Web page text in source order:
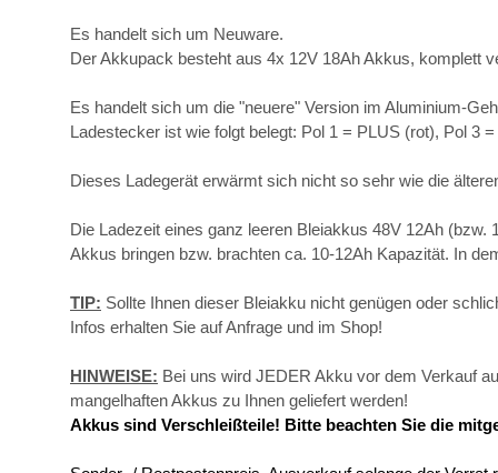
Es handelt sich um Neuware.
Der Akkupack besteht aus 4x 12V 18Ah Akkus, komplett
Es handelt sich um die "neuere" Version im Aluminium-
Ladestecker ist wie folgt belegt: Pol 1 = PLUS (rot), Pol 3
Dieses Ladegerät erwärmt sich nicht so sehr wie die
Die Ladezeit eines ganz leeren Bleiakkus 48V 12Ah
Akkus bringen bzw. brachten ca. 10-12Ah Kapazität. In
TIP: Sollte Ihnen dieser Bleiakku nicht genügen oder
Infos erhalten Sie auf Anfrage und im Shop!
HINWEISE: Bei uns wird JEDER Akku vor dem Verkauf
mangelhaften Akkus zu Ihnen geliefert werden!
Akkus sind Verschleißteile! Bitte beachten Sie die